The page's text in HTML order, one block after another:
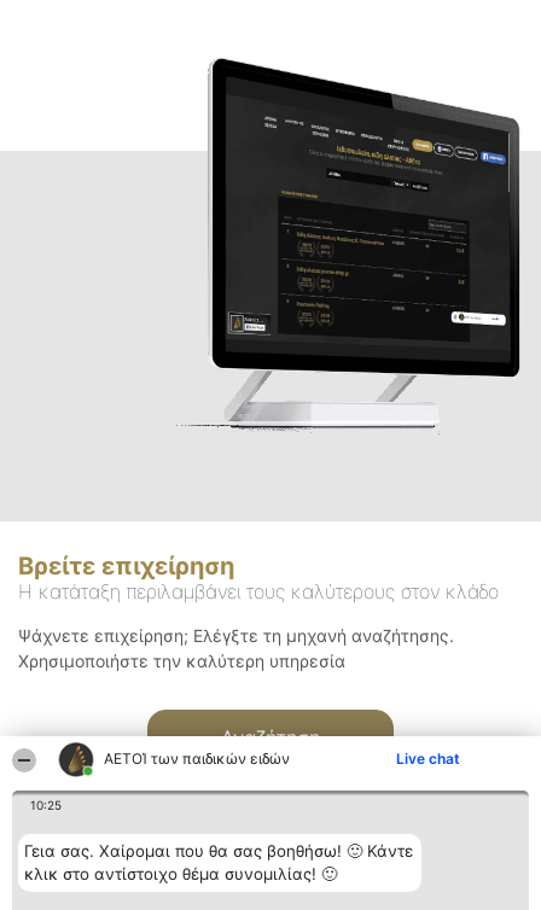
ΑΕΤΟΊ των παιδικών ειδών Live chat
10:25
Γεια σας. Χαίρομαι που θα σας βοηθήσω! 🙂 Κάντε
κλικ στο αντίστοιχο θέμα συνομιλίας! 🙂
Βρείτε επιχείρηση
Η κατάταξη περιλαμβάνει τους καλύτερους στον κλάδο
Ψάχνετε επιχείρηση; Ελέγξτε τη μηχανή αναζήτησης.
Χρησιμοποιήστε την καλύτερη υπηρεσία
Αναζήτηση